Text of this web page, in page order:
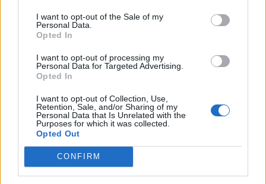
I want to opt-out of the Sale of my
Personal Data.
Opted In
I want to opt-out of processing my
Personal Data for Targeted Advertising.
Opted In
I want to opt-out of Collection, Use,
Retention, Sale, and/or Sharing of my
Personal Data that Is Unrelated with the
Purposes for which it was collected.
Opted Out
CONFIRM